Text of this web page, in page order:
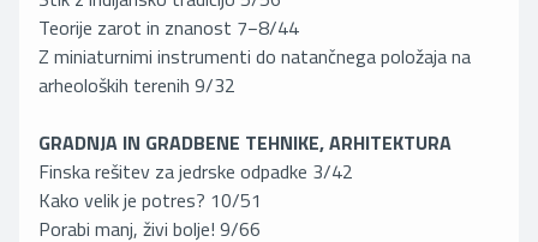
Teorije zarot in znanost 7−8/44
Z miniaturnimi instrumenti do natančnega položaja na
arheoloških terenih 9/32
GRADNJA IN GRADBENE TEHNIKE, ARHITEKTURA
Finska rešitev za jedrske odpadke 3/42
Kako velik je potres? 10/51
Porabi manj, živi bolje! 9/66